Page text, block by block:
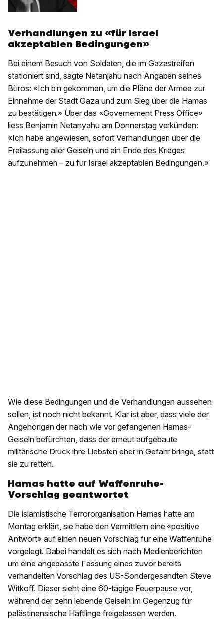
Verhandlungen zu «für Israel
akzeptablen Bedingungen»
Bei einem Besuch von Soldaten, die im Gazastreifen
stationiert sind, sagte Netanjahu nach Angaben seines
Büros: «Ich bin gekommen, um die Pläne der Armee zur
Einnahme der Stadt Gaza und zum Sieg über die Hamas
zu bestätigen.» Über das «Governement Press Office»
liess Benjamin Netanyahu am Donnerstag verkünden:
«Ich habe angewiesen, sofort Verhandlungen über die
Freilassung aller Geiseln und ein Ende des Krieges
aufzunehmen – zu für Israel akzeptablen Bedingungen.»
Wie diese Bedingungen und die Verhandlungen aussehen
sollen, ist noch nicht bekannt. Klar ist aber, dass viele der
Angehörigen der nach wie vor gefangenen Hamas-
Geiseln befürchten, dass der erneut aufgebaute
militärische Druck ihre Liebsten eher in Gefahr bringe, statt
sie zu retten.
Hamas hatte auf Waffenruhe-
Vorschlag geantwortet
Die islamistische Terrororganisation Hamas hatte am
Montag erklärt, sie habe den Vermittlern eine «positive
Antwort» auf einen neuen Vorschlag für eine Waffenruhe
vorgelegt. Dabei handelt es sich nach Medienberichten
um eine angepasste Fassung eines zuvor bereits
verhandelten Vorschlag des US-Sondergesandten Steve
Witkoff. Dieser sieht eine 60-tägige Feuerpause vor,
während der zehn lebende Geiseln im Gegenzug für
palästinensische Häftlinge freigelassen werden.